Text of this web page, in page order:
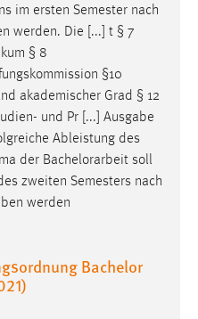
vom Fachbereichsrat
(1) Die
im ersten Semester nach
werden. Die [...] t § 7
§ 8
§10
akademischer Grad § 12
und Pr [...] Ausgabe
Ableistung des
werden